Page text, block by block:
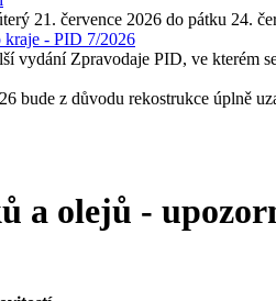
21. července 2026 do pátku 24.
kraje - PID 7/2026
vydání Zpravodaje PID, ve kterém
bude z důvodu rekostrukce úplně
a olejů -